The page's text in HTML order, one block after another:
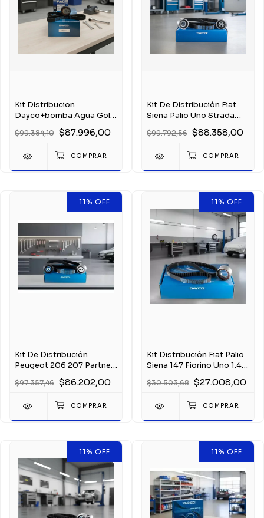
Kit Distribucion
Dayco+bomba Agua Gol
$99.384,10 $87.996,00
Kit De Distribución Fiat
Siena Palio Uno Strada
$99.792,56 $88.358,00
11% OFF
Kit De Distribución
Peugeot 206 207 Partner
$97.357,46 $86.202,00
11% OFF
Kit Distribución Fiat Palio
Siena 147 Fiorino Uno 1.4
$30.503,68 $27.008,00
11% OFF 11% OFF